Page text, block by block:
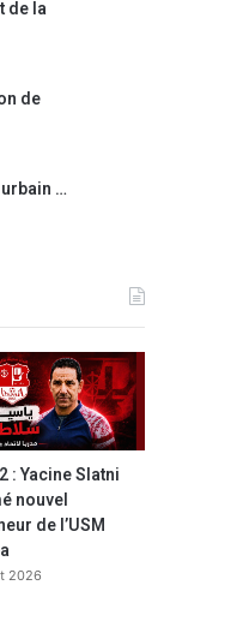
de la
de
…
: Yacine Slatni
nouvel
de l’USM
2026